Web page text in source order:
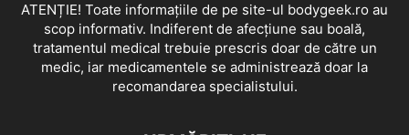
ATENȚIE! Toate informațiile de pe site-ul bodygeek.ro au
scop informativ. Indiferent de afecțiune sau boală,
tratamentul medical trebuie prescris doar de către un
medic, iar medicamentele se administrează doar la
recomandarea specialistului.